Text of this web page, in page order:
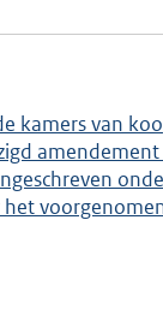
kamers van
het